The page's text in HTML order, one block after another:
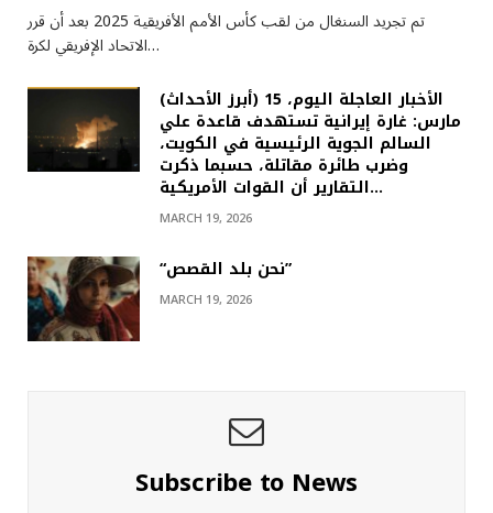
تم تجريد السنغال من لقب كأس الأمم الأفريقية 2025 بعد أن قرر
الاتحاد الإفريقي لكرة…
(أبرز الأحداث) الأخبار العاجلة اليوم، 15
مارس: غارة إيرانية تستهدف قاعدة علي
السالم الجوية الرئيسية في الكويت،
وضرب طائرة مقاتلة، حسبما ذكرت
التقارير أن القوات الأمريكية…
MARCH 19, 2026
“نحن بلد القصص”
MARCH 19, 2026
Subscribe to News